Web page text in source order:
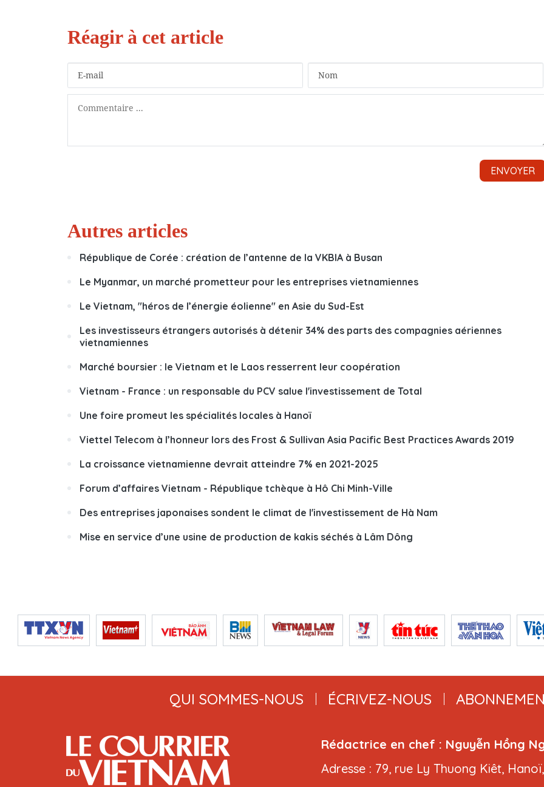
Autres articles
République de Corée : création de l’antenne de la VKBIA à Busan
Le Myanmar, un marché prometteur pour les entreprises vietnamiennes
Le Vietnam, "héros de l’énergie éolienne" en Asie du Sud-Est
Les investisseurs étrangers autorisés à détenir 34% des parts des compagnies aériennes
vietnamiennes
Marché boursier : le Vietnam et le Laos resserrent leur coopération
Vietnam - France : un responsable du PCV salue l'investissement de Total
Une foire promeut les spécialités locales à Hanoï
Viettel Telecom à l’honneur lors des Frost & Sullivan Asia Pacific Best Practices Awards 2019
La croissance vietnamienne devrait atteindre 7% en 2021-2025
Forum d’affaires Vietnam - République tchèque à Hô Chi Minh-Ville
Des entreprises japonaises sondent le climat de l'investissement de Hà Nam
Mise en service d’une usine de production de kakis séchés à Lâm Dông
QUI SOMMES-NOUS ÉCRIVEZ-NOUS
Rédactrice en chef : Nguyễn Hồng
Adresse : 79, rue Ly Thuong Kiêt,